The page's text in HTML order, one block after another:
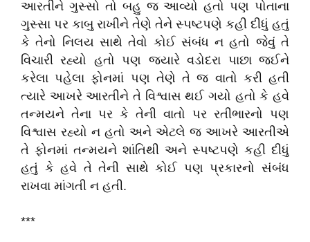
આરતીને ગુસ્સો તો બહુ જ આવ્યો હતો પણ પોતાના
ગુસ્સા પર કાબુ રાખીને તેણે તેને સ્પષ્ટપણે કહી દીધું હતું
કે તેનો નિલય સાથે તેવો કોઈ સંબંધ ન હતો જેવું તે
વિચારી રહ્યો હતો પણ જ્યારે વડોદરા પાછા જઈને
કરેલા પહેલા ફોનમાં પણ તેણે તે જ વાતો કરી હતી
ત્યારે આખરે આરતીને તે વિશ્વાસ થઈ ગયો હતો કે હવે
તન્મયને તેના પર કે તેની વાતો પર રતીભારનો પણ
વિશ્વાસ રહ્યો ન હતો અને એટલે જ આખરે આરતીએ
તે ફોનમાં તન્મયને શાંતિથી અને સ્પષ્ટપણે કહી દીધું
હતું કે હવે તે તેની સાથે કોઈ પણ પ્રકારનો સંબંધ
રાખવા માંગતી ન હતી.
***